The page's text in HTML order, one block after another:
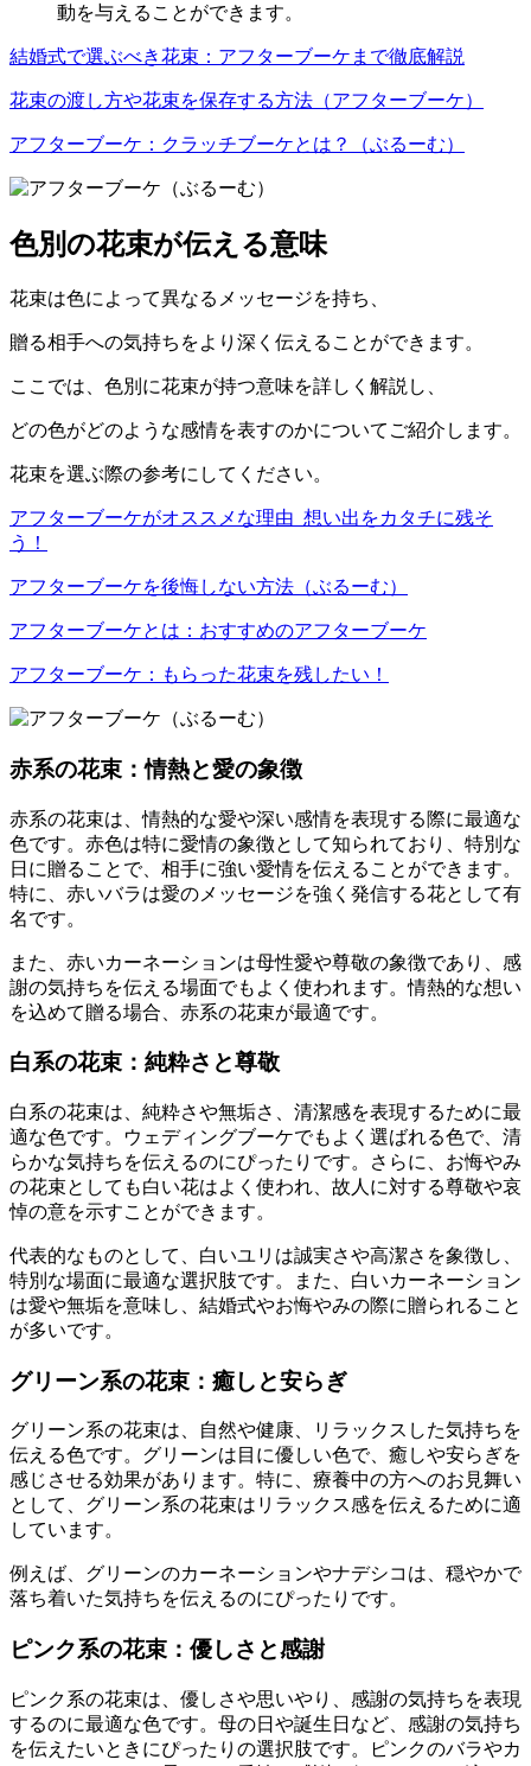
動を与えることができます。
結婚式で選ぶべき花束：アフターブーケまで徹底解説
花束の渡し方や花束を保存する方法（アフターブーケ）
アフターブーケ：クラッチブーケとは？（ぶるーむ）
色別の花束が伝える意味
花束は色によって異なるメッセージを持ち、
贈る相手への気持ちをより深く伝えることができます。
ここでは、色別に花束が持つ意味を詳しく解説し、
どの色がどのような感情を表すのかについてご紹介します。
花束を選ぶ際の参考にしてください。
アフターブーケがオススメな理由_想い出をカタチに残そ
う！
アフターブーケを後悔しない方法（ぶるーむ）
アフターブーケとは：おすすめのアフターブーケ
アフターブーケ：もらった花束を残したい！
赤系の花束：情熱と愛の象徴
赤系の花束は、情熱的な愛や深い感情を表現する際に最適な
色です。赤色は特に愛情の象徴として知られており、特別な
日に贈ることで、相手に強い愛情を伝えることができます。
特に、赤いバラは愛のメッセージを強く発信する花として有
名です。
また、赤いカーネーションは母性愛や尊敬の象徴であり、感
謝の気持ちを伝える場面でもよく使われます。情熱的な想い
を込めて贈る場合、赤系の花束が最適です。
白系の花束：純粋さと尊敬
白系の花束は、純粋さや無垢さ、清潔感を表現するために最
適な色です。ウェディングブーケでもよく選ばれる色で、清
らかな気持ちを伝えるのにぴったりです。さらに、お悔やみ
の花束としても白い花はよく使われ、故人に対する尊敬や哀
悼の意を示すことができます。
代表的なものとして、白いユリは誠実さや高潔さを象徴し、
特別な場面に最適な選択肢です。また、白いカーネーション
は愛や無垢を意味し、結婚式やお悔やみの際に贈られること
が多いです。
グリーン系の花束：癒しと安らぎ
グリーン系の花束は、自然や健康、リラックスした気持ちを
伝える色です。グリーンは目に優しい色で、癒しや安らぎを
感じさせる効果があります。特に、療養中の方へのお見舞い
として、グリーン系の花束はリラックス感を伝えるために適
しています。
例えば、グリーンのカーネーションやナデシコは、穏やかで
落ち着いた気持ちを伝えるのにぴったりです。
ピンク系の花束：優しさと感謝
ピンク系の花束は、優しさや思いやり、感謝の気持ちを表現
するのに最適な色です。母の日や誕生日など、感謝の気持ち
を伝えたいときにぴったりの選択肢です。ピンクのバラやカ